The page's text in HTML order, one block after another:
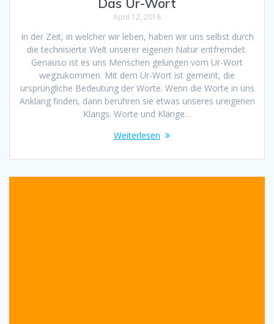
Das Ur-Wort
April 12, 2018
In der Zeit, in welcher wir leben, haben wir uns selbst durch
die technisierte Welt unserer eigenen Natur entfremdet.
Genauso ist es uns Menschen gelungen vom Ur-Wort
wegzukommen. Mit dem Ur-Wort ist gemeint, die
ursprüngliche Bedeutung der Worte. Wenn die Worte in uns
Anklang finden, dann berühren sie etwas unseres ureigenen
Klangs. Worte und Klänge…
Weiterlesen